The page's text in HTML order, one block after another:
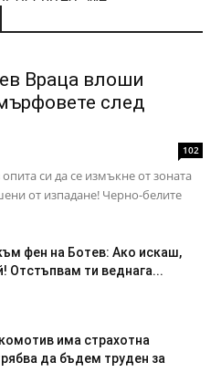
Враца влоши
след
102
си да се измъкне от зоната
от изпадане! Черно-белите
фен на Ботев: Ако искаш,
Отстъпвам ти веднага...
има страхотна
да бъдем труден за